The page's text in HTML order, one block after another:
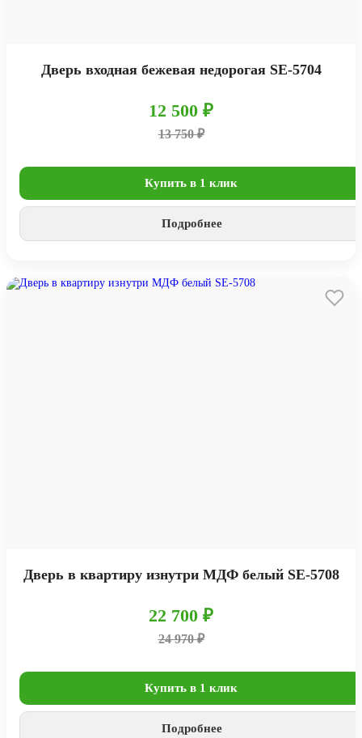
Дверь входная бежевая недорогая SE-5704
12 500 ₽
13 750 ₽
Купить в 1 клик
Подробнее
Дверь в квартиру изнутри МДФ белый SE-5708
22 700 ₽
24 970 ₽
Купить в 1 клик
Подробнее